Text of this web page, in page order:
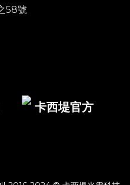
58號
卡西堤官方